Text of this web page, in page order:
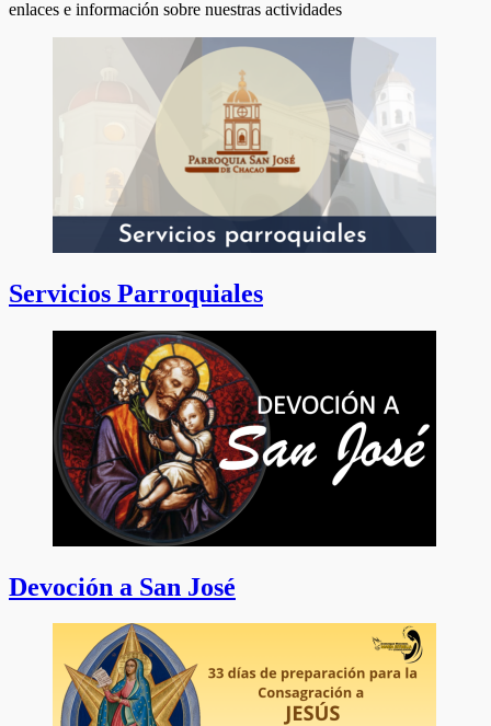
enlaces e información sobre nuestras actividades
Servicios Parroquiales
Devoción a San José